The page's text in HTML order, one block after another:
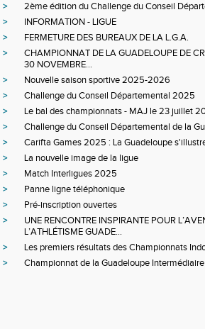
>
2ème édition du Challenge du Conseil
>
INFORMATION - LIGUE
>
FERMETURE DES BUREAUX DE LA L.G.A.
>
CHAMPIONNAT DE LA GUADELOUPE DE
30 NOVEMBRE...
>
Nouvelle saison sportive 2025-2026
>
Challenge du Conseil Départemental 2025
>
Le bal des championnats - MAJ le 23 juillet
>
Challenge du Conseil Départemental de la
>
Carifta Games 2025 : La Guadeloupe
>
La nouvelle image de la ligue
>
Match Interligues 2025
>
Panne ligne téléphonique
>
Pré-inscription ouvertes
>
UNE RENCONTRE INSPIRANTE POUR
L’ATHLÉTISME GUADE...
>
Les premiers résultats des Championnats
> Championnat de la Guadeloupe